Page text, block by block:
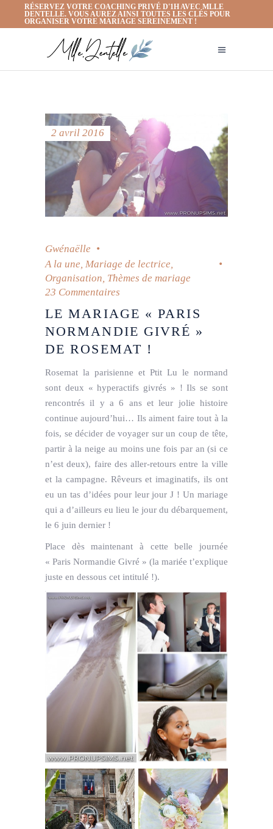
RÉSERVEZ VOTRE COACHING PRIVÉ D'1H AVEC MLLE
DENTELLE. VOUS AUREZ AINSI TOUTES LES CLÉS POUR
ORGANISER VOTRE MARIAGE SEREINEMENT !
2 avril 2016
Gwénaëlle
A la une, Mariage de lectrice,
Organisation, Thèmes de mariage
23 Commentaires
LE MARIAGE « PARIS
NORMANDIE GIVRÉ »
DE ROSEMAT !
Rosemat la parisienne et Ptit Lu le normand
sont deux « hyperactifs givrés » ! Ils se sont
rencontrés il y a 6 ans et leur jolie histoire
continue aujourd’hui… Ils aiment faire tout à la
fois, se décider de voyager sur un coup de tête,
partir à la neige au moins une fois par an (si ce
n’est deux), faire des aller-retours entre la ville
et la campagne. Rêveurs et imaginatifs, ils ont
eu un tas d’idées pour leur jour J ! Un mariage
qui a d’ailleurs eu lieu le jour du débarquement,
le 6 juin dernier !
Place dès maintenant à cette belle journée
« Paris Normandie Givré » (la mariée t’explique
juste en dessous cet intitulé !).